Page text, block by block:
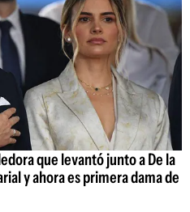
que levantó junto a De la
y ahora es primera dama de